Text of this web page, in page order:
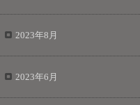
2023年8月
2023年6月